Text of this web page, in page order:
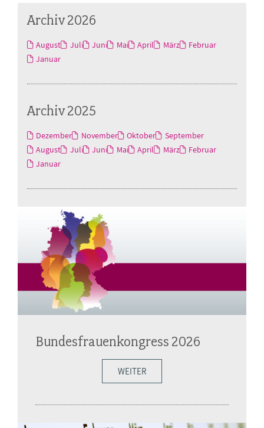
Archiv 2026
August Juli Juni Mai April März
Februar
Januar
Archiv 2025
Dezember November Oktober
September
August
Juli Juni Mai April März
Februar
Januar
Bundesfrauenkongress 2026
WEITER